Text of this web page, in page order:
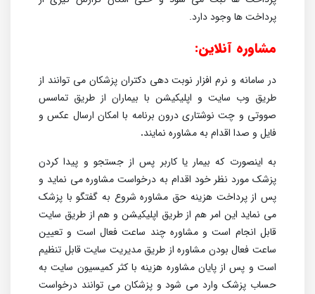
پرداخت ها وجود دارد.
مشاوره آنلاین:
در سامانه و نرم افزار نوبت دهی دکتران پزشکان می توانند از
طریق وب سایت و اپلیکیشن با بیماران از طریق تماسس
صووتی و چت نوشتاری درون برنامه با امکان ارسال عکس و
فایل و صدا اقدام به مشاوره نمایند.
به اینصورت که بیمار یا کاربر پس از جستجو و پیدا کردن
پزشک مورد نظر خود اقدام به درخواست مشاوره می نماید و
پس از پرداخت هزینه حق مشاوره شروع به گفتگو با پزشک
می نماید این امر هم از طریق اپلیکیشن و هم از طریق سایت
قابل انجام است و مشاوره چند ساعت فعال است و تعیین
ساعت فعال بودن مشاوره از طریق مدیریت سایت قابل تنظیم
است و پس از پایان مشاوره هزینه با کثر کمیسیون سایت به
حساب پزشک وارد می شود و پزشکان می توانند درخواست